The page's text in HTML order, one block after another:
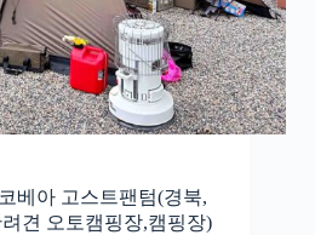
베아 고스트팬텀(경북,
견 오토캠핑장,캠핑장)